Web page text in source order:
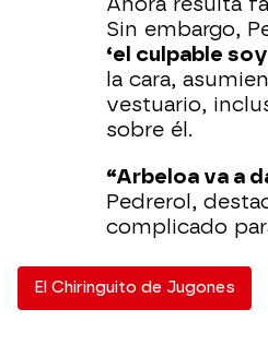
Sin embargo,
‘el culpable
la cara,
vestuario,
sobre él.
“Arbeloa va a
Pedrerol,
complicado
El Chiringuito de Jugones